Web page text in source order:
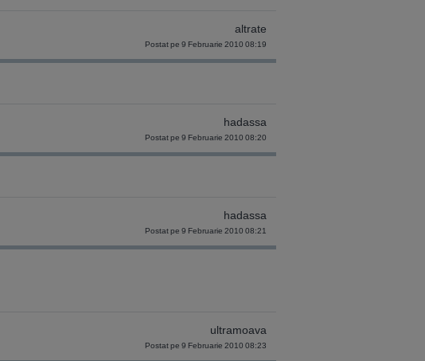
altrate
Postat pe 9 Februarie 2010 08:19
hadassa
Postat pe 9 Februarie 2010 08:20
hadassa
Postat pe 9 Februarie 2010 08:21
ultramoava
Postat pe 9 Februarie 2010 08:23